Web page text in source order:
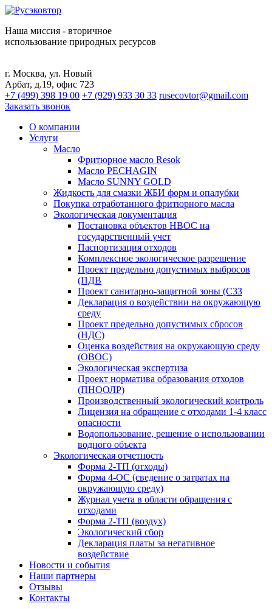
Наша миссия - вторичное
использование природных ресурсов
г. Москва, ул. Новый
Арбат, д.19, офис 723
+7 (499) 398 19 00 +7 (929) 933 30 33 rusecovtor@gmail.com
Заказать звонок
О компании
Услуги
Масло
Фритюрное масло Resok
Масло PECHAGIN
Масло SUNNY GOLD
Жидкость для смазки ЖБИ форм и опалубки
Покупка отработанного фритюрного масла
Экологическая документация
Постановка объектов НВОС на
государственный учет
Паспортизация отходов
Комплексное экологическое разрешение
Проект предельно допустимых выбросов
(ПДВ
Проект санитарно-защитной зоны (СЗЗ
Декларация о воздействии на окружающую
среду
Проект предельно допустимых сбросов
(НДС)
Оценка воздействия на окружающую среду
(ОВОС)
Экологическая экспертиза
Проект норматива образования отходов
(ПНООЛР)
Производственный экологический контроль
Лицензия на обращение с отходами 1-4 класс
опасности
Водопользование, решение о использовании
водного объекта
Экологическая отчетность
Форма 2-ТП (отходы)
Форма 4-ОС (сведение о затратах на
окружающую среду)
Журнал учета в области обращения с
отходами
Форма 2-ТП (воздух)
Экологический сбор
Декларация платы за негативное
воздействие
Новости и события
Наши партнеры
Отзывы
Контакты